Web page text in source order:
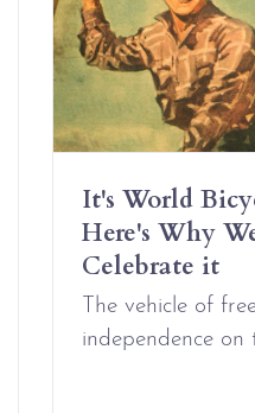
It's World
Here's Why
Celebrate it
The vehicle of
independence on